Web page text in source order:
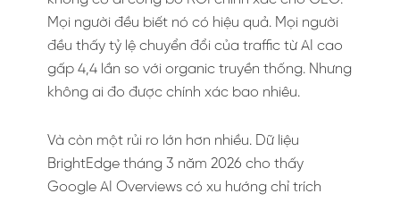
Mọi người đều biết nó có hiệu quả. Mọi người
đều thấy tỷ lệ chuyển đổi của traffic từ AI cao
gấp 4,4 lần so với organic truyền thống. Nhưng
không ai đo được chính xác bao nhiêu.
Và còn một rủi ro lớn hơn nhiều. Dữ liệu
BrightEdge tháng 3 năm 2026 cho thấy
Google AI Overviews có xu hướng chỉ trích